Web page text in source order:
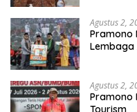
Agustus 2,
Pramono
Lembaga
Agustus 2,
Pramono
Tourism